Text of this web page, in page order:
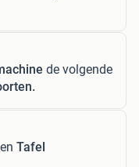
de volgende
Tafel